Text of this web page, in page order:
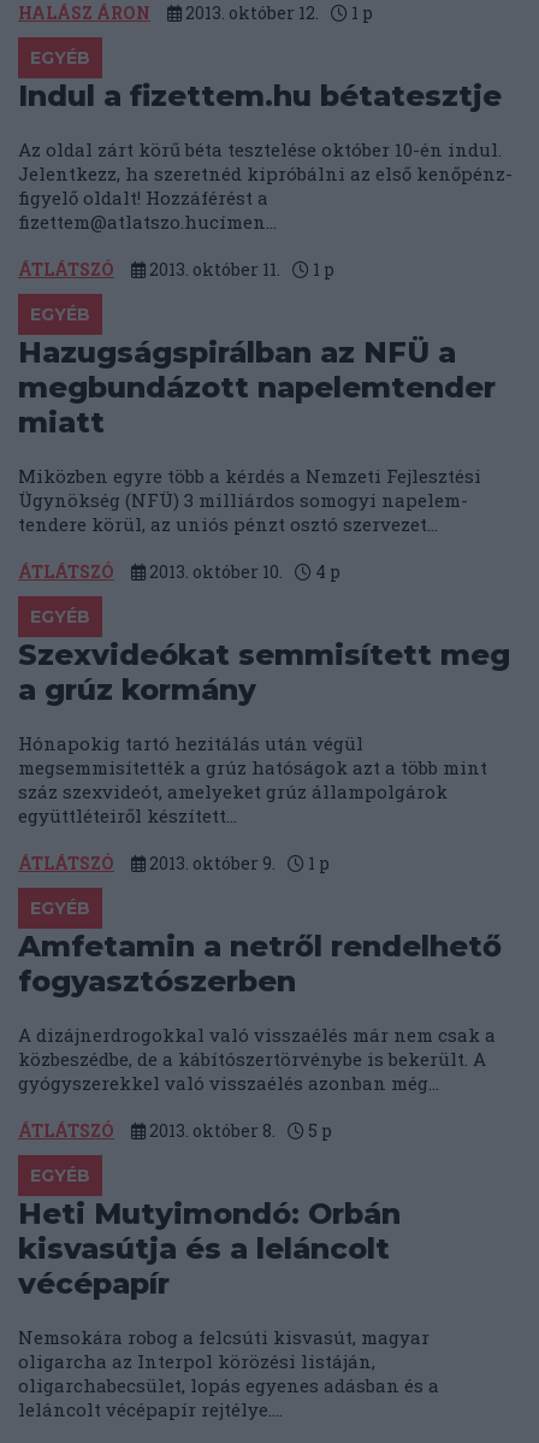
HALÁSZ ÁRON 2013. október 12. 1 p
EGYÉB
Indul a fizettem.hu bétatesztje
Az oldal zárt körű béta tesztelése október 10-én indul.
Jelentkezz, ha szeretnéd kipróbálni az első kenőpénz-
figyelő oldalt! Hozzáférést a
fizettem@atlatszo.hucímen...
ÁTLÁTSZÓ 2013. október 11. 1 p
EGYÉB
Hazugságspirálban az NFÜ a
megbundázott napelemtender
miatt
Miközben egyre több a kérdés a Nemzeti Fejlesztési
Ügynökség (NFÜ) 3 milliárdos somogyi napelem-
tendere körül, az uniós pénzt osztó szervezet...
ÁTLÁTSZÓ 2013. október 10. 4 p
EGYÉB
Szexvideókat semmisített meg
a grúz kormány
Hónapokig tartó hezitálás után végül
megsemmisítették a grúz hatóságok azt a több mint
száz szexvideót, amelyeket grúz állampolgárok
együttléteiről készített...
ÁTLÁTSZÓ 2013. október 9. 1 p
EGYÉB
Amfetamin a netről rendelhető
fogyasztószerben
A dizájnerdrogokkal való visszaélés már nem csak a
közbeszédbe, de a kábítószertörvénybe is bekerült. A
gyógyszerekkel való visszaélés azonban még...
ÁTLÁTSZÓ 2013. október 8. 5 p
EGYÉB
Heti Mutyimondó: Orbán
kisvasútja és a leláncolt
vécépapír
Nemsokára robog a felcsúti kisvasút, magyar
oligarcha az Interpol körözési listáján,
oligarchabecsület, lopás egyenes adásban és a
leláncolt vécépapír rejtélye....